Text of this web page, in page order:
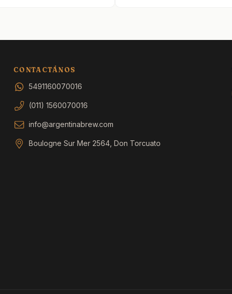
CONTACTÁNOS
5491160070016
(011) 1560070016
info@argentinabrew.com
Boulogne Sur Mer 2564, Don Torcuato